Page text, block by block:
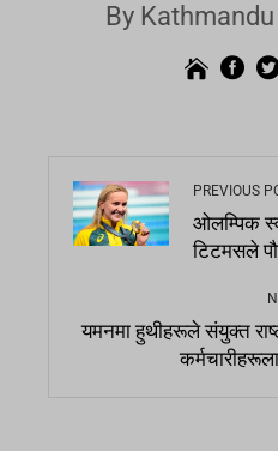
By
PREVIOUS
ओलम्पिक
टिटमसले
यमनमा हुथीहरूले संयुक्त